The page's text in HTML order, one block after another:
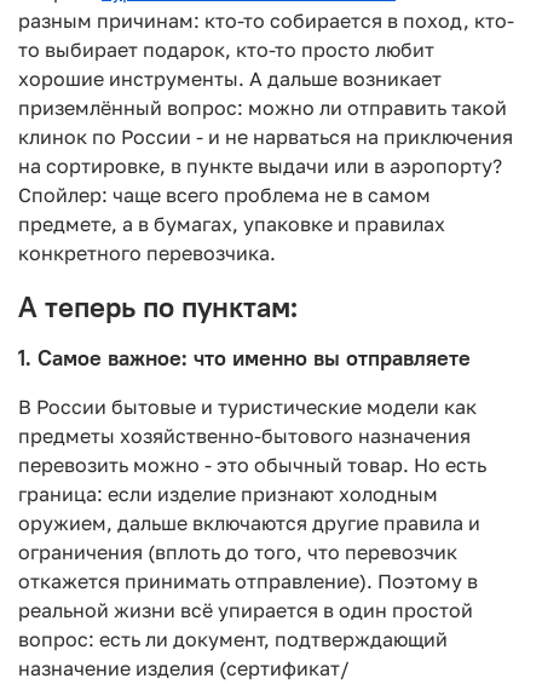
разным причинам: кто-то собирается в поход, кто-
то выбирает подарок, кто-то просто любит
хорошие инструменты. А дальше возникает
приземлённый вопрос: можно ли отправить такой
клинок по России - и не нарваться на приключения
на сортировке, в пункте выдачи или в аэропорту?
Спойлер: чаще всего проблема не в самом
предмете, а в бумагах, упаковке и правилах
конкретного перевозчика.
А теперь по пунктам:
1. Самое важное: что именно вы отправляете
В России бытовые и туристические модели как
предметы хозяйственно-бытового назначения
перевозить можно - это обычный товар. Но есть
граница: если изделие признают холодным
оружием, дальше включаются другие правила и
ограничения (вплоть до того, что перевозчик
откажется принимать отправление). Поэтому в
реальной жизни всё упирается в один простой
вопрос: есть ли документ, подтверждающий
назначение изделия (сертификат/